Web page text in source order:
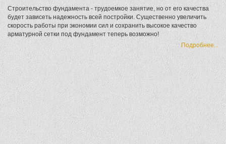
Строительство фундамента - трудоемкое занятие, но от его качества
будет зависеть надежность всей постройки. Существенно увеличить
скорость работы при экономии сил и сохранить высокое качество
арматурной сетки под фундамент теперь возможно!
Подробнее...